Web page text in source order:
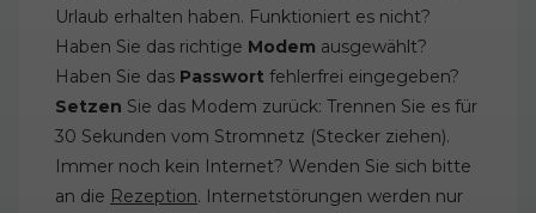
Urlaub erhalten haben. Funktioniert es nicht?
Haben Sie das richtige Modem ausgewählt?
Haben Sie das Passwort fehlerfrei eingegeben?
Setzen Sie das Modem zurück: Trennen Sie es für
30 Sekunden vom Stromnetz (Stecker ziehen).
Immer noch kein Internet? Wenden Sie sich bitte
an die Rezeption. Internetstörungen werden nur